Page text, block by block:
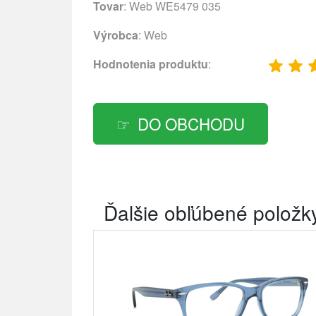
Tovar: Web WE5479 035
Výrobca: Web
Hodnotenia produktu:
DO OBCHODU
Ďalšie obľúbené